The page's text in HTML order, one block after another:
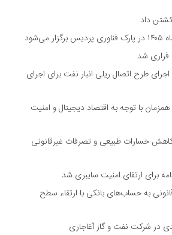
داد
شد
طرح اتصال ریلی انبار نفت برای اجرای
با توجه به اقتصاد دیجیتال و امنیت
خسارات طبیعی و تصرفات غیرقانونی
برای ارتقای امنیت سایبری شد
به حساب‌های بانکی با ارتقاء سطح
در شرکت نفت و گاز آغاجاری